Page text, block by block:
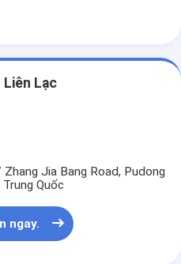
Liên Lạc
Jia Bang Road, Pudong
Quốc
ngay.